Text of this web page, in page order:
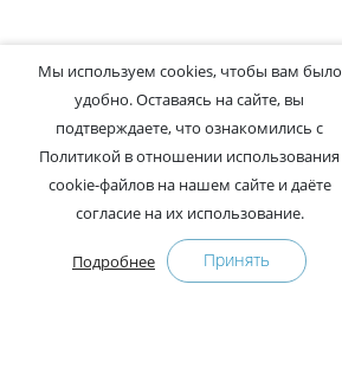
Мы используем cookies, чтобы вам было
удобно. Оставаясь на сайте, вы
подтверждаете, что ознакомились с
Политикой в отношении использования
cookie-файлов на нашем сайте и даёте
согласие на их использование.
Подробнее Принять